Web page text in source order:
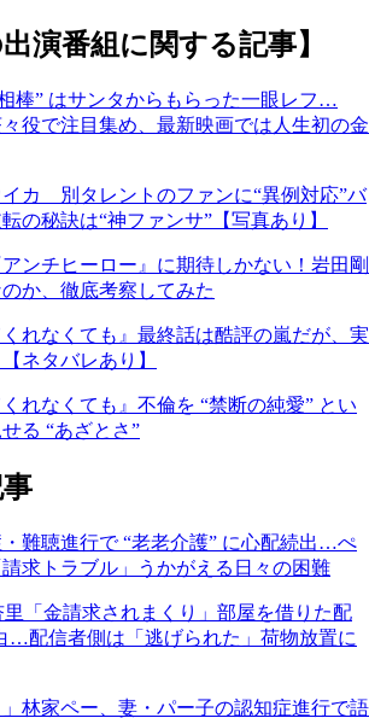
演番組に関する記事】
棒” はサンタからもらった一眼レフ…
々役で注目集め、最新映画では人生初の金
カ 別タレントのファンに“異例対応”バ
の秘訣は“神ファンサ”【写真あり】
ンチヒーロー』に期待しかない！岩田剛
か、徹底考察してみた
れなくても』最終話は酷評の嵐だが、実
ネタバレあり】
れなくても』不倫を “禁断の純愛” とい
る “あざとさ”
難聴進行で “老老介護” に心配続出…ぺ
求トラブル」うかがえる日々の困難
里「金請求されまくり」部屋を借りた配
…配信者側は「逃げられた」荷物放置に
」林家ペー、妻・パー子の認知症進行で語